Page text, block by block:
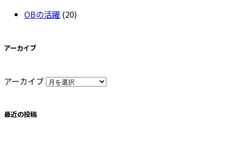
OBの活躍 (20)
アーカイブ
アーカイブ
最近の投稿